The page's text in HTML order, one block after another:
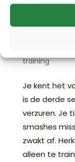
Waarom
een hoger
training
Je kent het
is de derde
verzuren. Je
smashes
zwakt af.
alleen te